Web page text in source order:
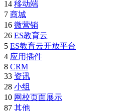
14 移动端
7 商城
16 微营销
26 ES教育云
5 ES教育云开放平台
4 应用插件
8 CRM
33 资讯
28 小组
10 网校页面展示
87 其他